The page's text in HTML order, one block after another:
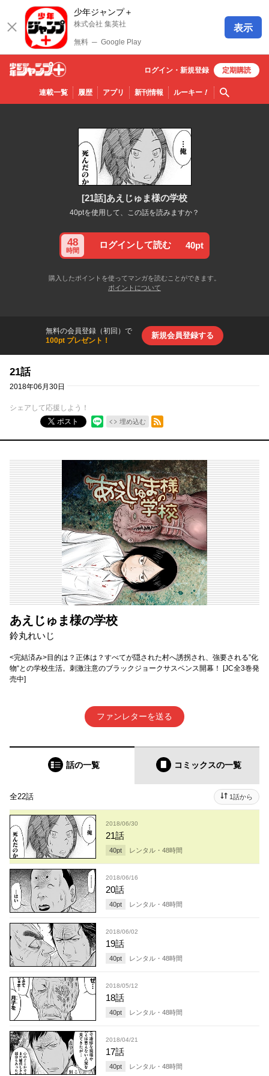
少年ジャンプ＋
株式会社 集英社
無料 ─ Google Play
表示
少年ジ
ャンプ
連載一覧 履歴 アプリ 新刊情報 ルーキー！ 検索
ログイン・ 新規登録 定期購読
[21話]あえじゅま様の学校
40ptを使用して、この話を読みますか？
48
時間
ログインして読む 40pt
購入したポイントを使ってマンガを読むことができます。
ポイントについて
無料の会員登録（初回）で
100pt プレゼント！
新規会員登録する
21話
2018年06月30日
シェアして応援しよう！
ポスト
埋め込む
RSSフィード
あえじゅま様の学校
鈴丸れいじ
<完結済み>目的は？正体は？すべてが隠された村へ誘拐され、強要される”化
物“との学校生活。刺激注意のブラックジョークサスペンス開幕！ [JC全3巻発
売中]
ファンレターを送る
話の一覧 コミックスの一覧
全22話 1話から
2018/06/30
21話
40pt レンタル・ 48時間
2018/06/16
20話
40pt レンタル・ 48時間
2018/06/02
19話
40pt レンタル・ 48時間
2018/05/12
18話
40pt レンタル・ 48時間
2018/04/21
17話
40pt レンタル・ 48時間